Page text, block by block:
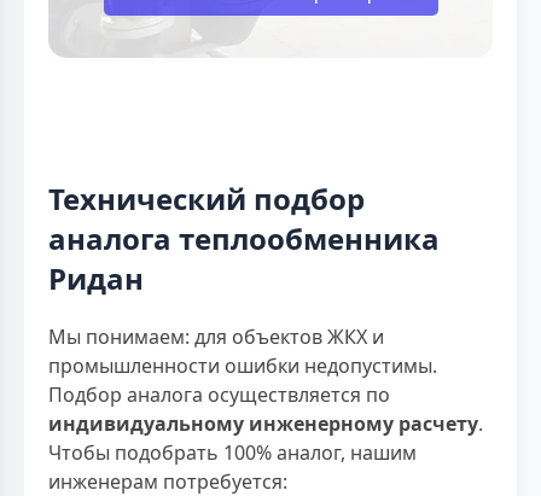
Технический подбор
аналога теплообменника
Ридан
Мы понимаем: для объектов ЖКХ и
промышленности ошибки недопустимы.
Подбор аналога осуществляется по
индивидуальному инженерному расчету.
Чтобы подобрать 100% аналог, нашим
инженерам потребуется: